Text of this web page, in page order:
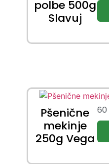
polbe 500g
Slavuj
Pšenične
mekinje
250g Vega
60